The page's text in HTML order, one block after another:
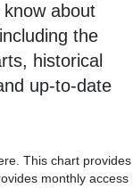
about
the
historical
up-to-date
This chart provides
monthly access